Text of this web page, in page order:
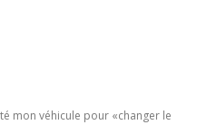
mon véhicule pour «changer le